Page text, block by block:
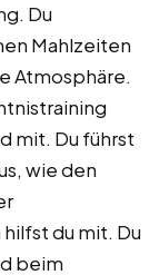
Du
Mahlzeiten
Atmosphäre.
mit. Du führst
wie den
du mit. Du
beim